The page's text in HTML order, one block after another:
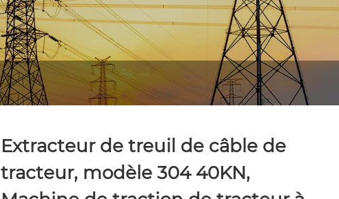
Extracteur de treuil de câble de
tracteur, modèle 304 40KN,